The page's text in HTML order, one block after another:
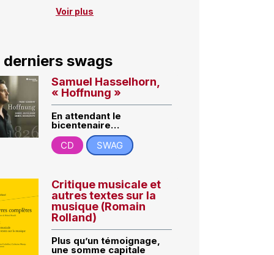
Voir plus
derniers swags
Samuel Hasselhorn,
« Hoffnung »
En attendant le
bicentenaire…
CD
SWAG
Critique musicale et
autres textes sur la
musique (Romain
Rolland)
Plus qu’un témoignage,
une somme capitale